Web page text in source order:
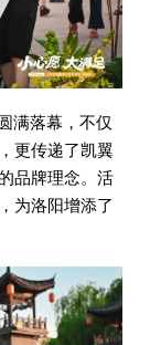
满落幕，不仅
更传递了凯翼
品牌理念。活
为洛阳增添了